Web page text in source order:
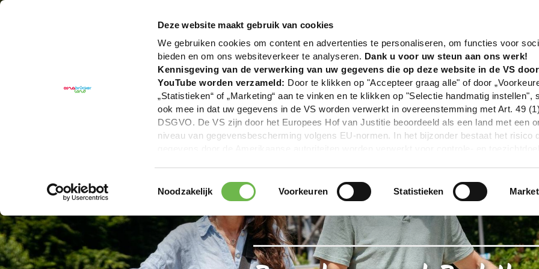
Deze website maakt gebruik van cookies
We gebruiken cookies om content en advertenties te personaliseren, om functies voor
bieden en om ons websiteverkeer te analyseren. Dank u voor uw steun aan ons werk!
Kennisgeving van de verwerking van uw gegevens die op deze website in de VS
YouTube worden verzameld: Door te klikken op "Accepteer graag alle" of door
„Statistieken“ of „Marketing“ aan te vinken en te klikken op "Selectie handmatig instellen",
ook mee in dat uw gegevens in de VS worden verwerkt in overeenstemming met Art. 49
DSGVO. De VS zijn door het Europees Hof van Justitie beoordeeld als een land met een
niveau van gegevensbescherming volgens EU-normen. In het bijzonder bestaat het risico
overdracht niet plaatsvinden. Voor meer informatie, zie onze privacyverklaring.
We geven u hier graag meer gedetailleerde informatie:
|Impressum
Toestemmingsselectie
Noodzakelijk Voorkeuren Statistieken